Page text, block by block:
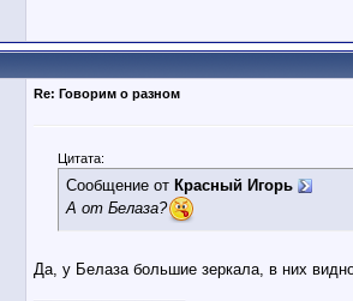
Re: Говорим о разном
Цитата:
Сообщение от Красный Игорь
А от Белаза?
Да, у Белаза большие зеркала, в них